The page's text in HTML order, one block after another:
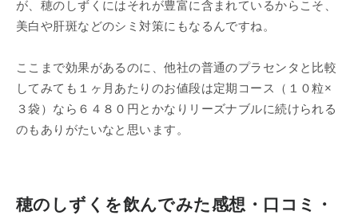
が、穂のしずくにはそれが豊富に含まれているからこそ、
美白や肝斑などのシミ対策にもなるんですね。
ここまで効果があるのに、他社の普通のプラセンタと比較
してみても１ヶ月あたりのお値段は定期コース（１０粒×
３袋）なら６４８０円とかなりリーズナブルに続けられる
のもありがたいなと思います。
穂のしずくを飲んでみた感想・口コミ・